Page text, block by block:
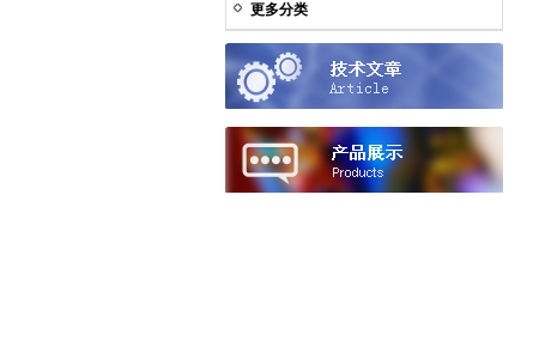
更多分类